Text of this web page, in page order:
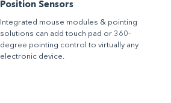
Position Sensors
Integrated mouse modules & pointing
solutions can add touch pad or 360-
degree pointing control to virtually any
electronic device.